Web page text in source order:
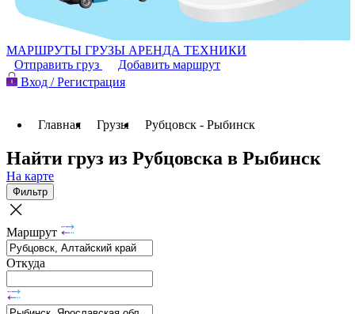
МАРШРУТЫ ГРУЗЫ АРЕНДА ТЕХНИКИ
Отправить груз
Добавить маршрут
Вход / Регистрация
Главная Грузы Рубцовск - Рыбинск
Найти груз из Рубцовска в Рыбинск
На карте
Фильтр
Маршрут
Откуда